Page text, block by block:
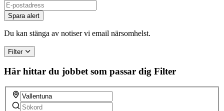
Spara alert
Du kan stänga av notiser vi email närsomhelst.
Filter
Här hittar du jobbet som passar dig Filter